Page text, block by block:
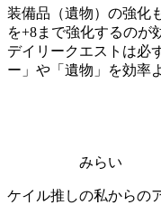
装備品（遺物）の強化
を+8まで強化するのが
デイリークエストは必
ー」や「遺物」を効率
みらい
ケイル推しの私からの